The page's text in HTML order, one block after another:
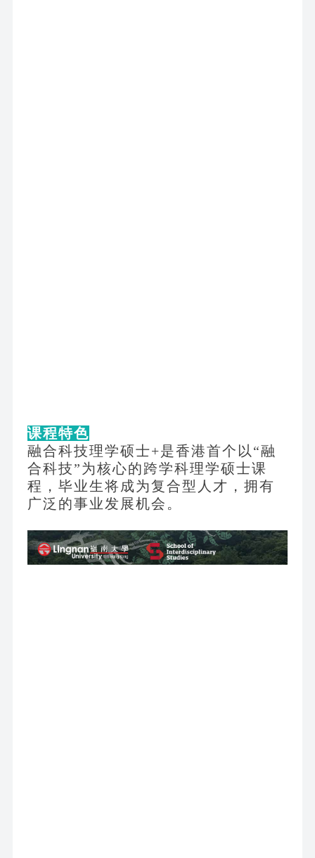
课程特色
融合科技理学硕士+是香港首个以“融
合科技”为核心的跨学科理学硕士课
程，毕业生将成为复合型人才，拥有
广泛的事业发展机会。